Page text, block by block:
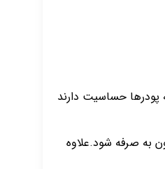
حساسیت دارند
به صرفه شود.علاوه